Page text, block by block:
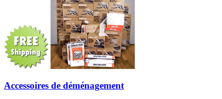
Accessoires de déménagement